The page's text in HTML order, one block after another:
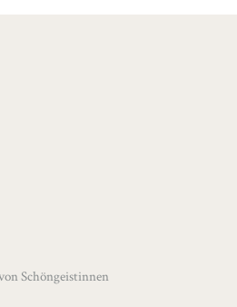
Schöngeistinnen